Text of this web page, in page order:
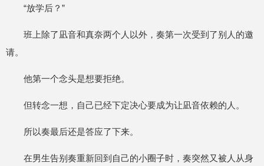
“放学后？”
班上除了凪音和真奈两个人以外，奏第一次受到了别人的邀
请。
他第一个念头是想要拒绝。
但转念一想，自己已经下定决心要成为让凪音依赖的人。
所以奏最后还是答应了下来。
在男生告别奏重新回到自己的小圈子时，奏突然又被人从身